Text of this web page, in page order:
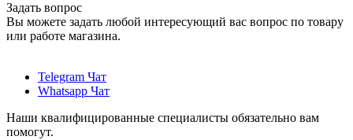
Задать вопрос
Вы можете задать любой интересующий вас вопрос по товару
или работе магазина.
Telegram Чат
Whatsapp Чат
Наши квалифицированные специалисты обязательно вам
помогут.